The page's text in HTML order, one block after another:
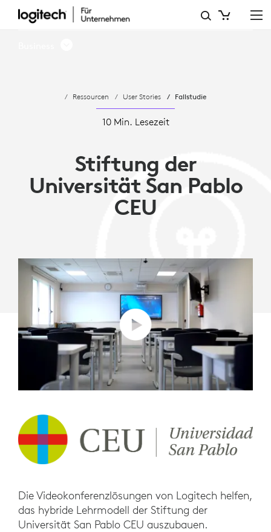
STIFTUNG
PABLO
HYBRIDE
LEHRE
Ressourcen User Stories Fallstudie
10 Min. Lesezeit
Stiftung der
Universität San Pablo
CEU
Die Videokonferenzlösungen von Logitech helfen,
das hybride Lehrmodell der Stiftung der
Universität San Pablo CEU auszubauen.